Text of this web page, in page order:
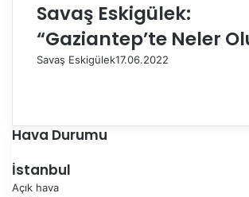
Savaş Eskigülek:
“Gaziantep’te Neler
Savaş Eskigülek17.06.2022
e
k
s
a
n
k
i
Hava Durumu
İstanbul
Açık hava